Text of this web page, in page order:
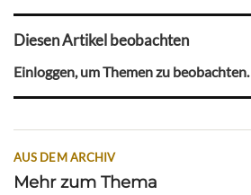
Diesen Artikel beobachten
Einloggen, um Themen zu beobachten.
AUS DEM ARCHIV
Mehr zum Thema